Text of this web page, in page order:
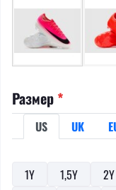
Размер *
US UK
1Y 1,5Y 2Y